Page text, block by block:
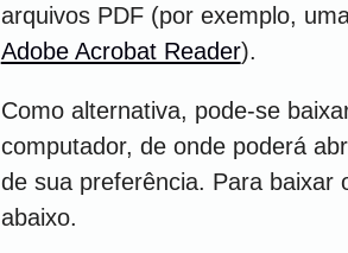
arquivos PDF (por exemplo,
Adobe Acrobat Reader).
Como alternativa, pode-se
computador, de onde poderá
de sua preferência. Para baixar
abaixo.